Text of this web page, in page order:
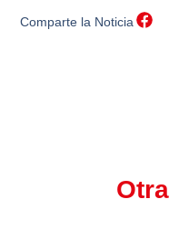
Comparte la Noticia